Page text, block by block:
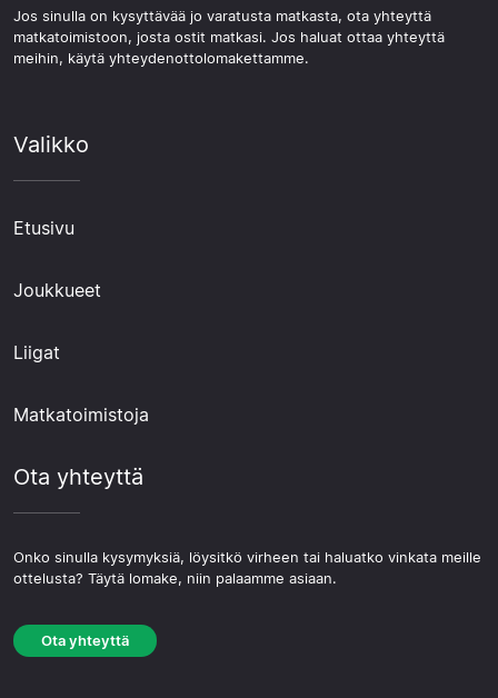
Jos sinulla on kysyttävää jo varatusta matkasta, ota yhteyttä
matkatoimistoon, josta ostit matkasi. Jos haluat ottaa yhteyttä
meihin, käytä yhteydenottolomakettamme.
Valikko
Etusivu
Joukkueet
Liigat
Matkatoimistoja
Ota yhteyttä
Onko sinulla kysymyksiä, löysitkö virheen tai haluatko vinkata meille
ottelusta? Täytä lomake, niin palaamme asiaan.
Ota yhteyttä